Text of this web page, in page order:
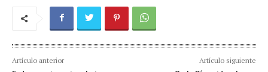
Artículo anterior Artículo siguiente